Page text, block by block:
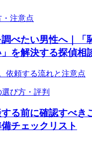
注意点
べたい男性へ｜「
を解決する探偵相
び方・評判
る前に確認すべき
チェックリスト